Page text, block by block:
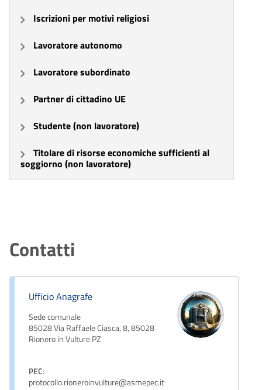
Iscrizioni per motivi religiosi
Lavoratore autonomo
Lavoratore subordinato
Partner di cittadino UE
Studente (non lavoratore)
Titolare di risorse economiche sufficienti al
soggiorno (non lavoratore)
Contatti
Ufficio Anagrafe
Sede comunale
85028 Via Raffaele Ciasca, 8, 85028
Rionero in Vulture PZ
PEC:
protocollo.rioneroinvulture@asmepec.it